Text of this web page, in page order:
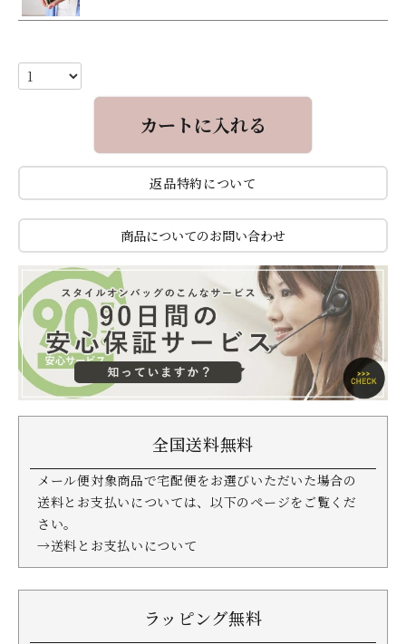
カートに入れる
返品特約について
商品についてのお問い合わせ
全国送料無料
メール便対象商品で宅配便をお選びいただいた場合の
送料とお支払いについては、以下のページをご覧くだ
さい。
→送料とお支払いについて
ラッピング無料